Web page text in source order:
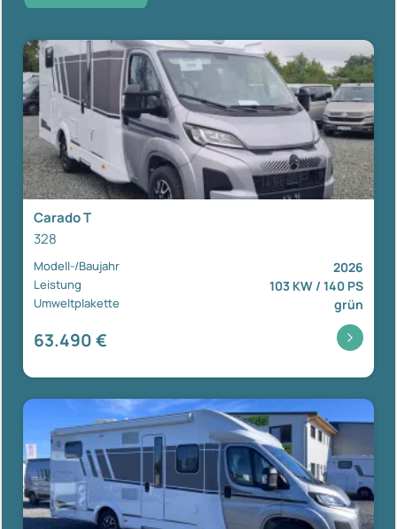
Carado T
328
Modell-/Baujahr 2026
Leistung 103 KW / 140 PS
Umweltplakette grün
63.490 €